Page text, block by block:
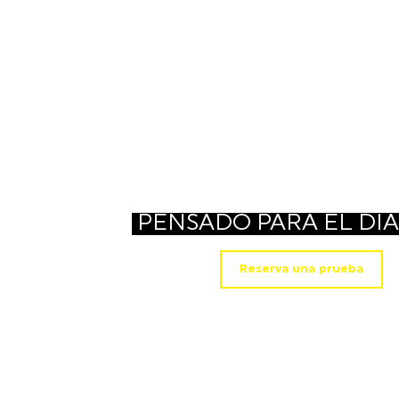
PENSADO PARA EL
Reserva una prueba